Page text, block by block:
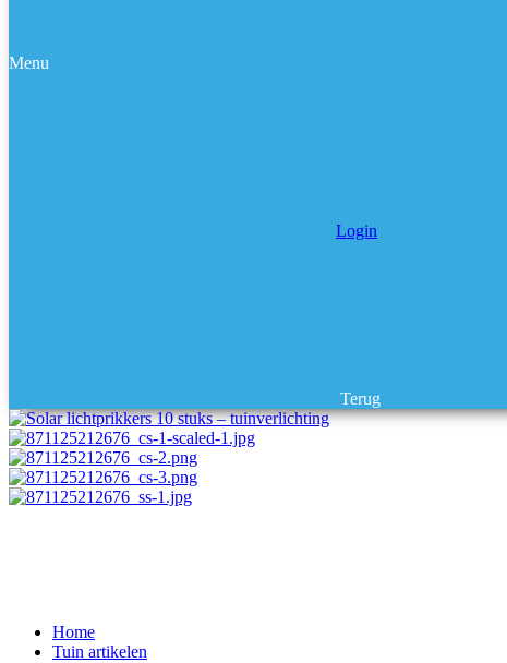
Menu
Login
Terug
Home
Tuin artikelen